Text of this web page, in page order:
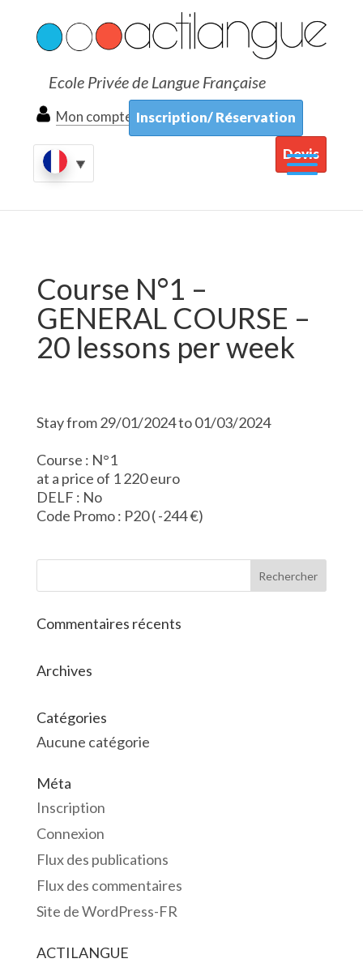
Ecole Privée de Langue Française
Mon compte Inscription/ Réservation
Devis
Course N°1 –
GENERAL COURSE –
20 lessons per week
Stay from 29/01/2024 to 01/03/2024
Course : N°1
at a price of 1 220 euro
DELF : No
Code Promo : P20 ( -244 €)
Commentaires récents
Archives
Catégories
Aucune catégorie
Méta
Inscription
Connexion
Flux des publications
Flux des commentaires
Site de WordPress-FR
ACTILANGUE